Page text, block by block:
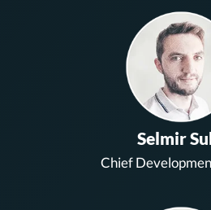
Selmir
Chief